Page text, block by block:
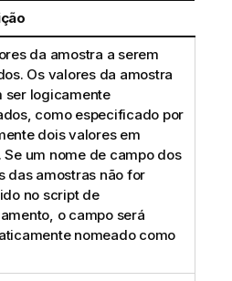
da amostra a serem
Os valores da amostra
ser logicamente
como especificado por
dois valores em
. Se um nome de campo dos
das amostras não for
no script de
o campo será
nomeado como